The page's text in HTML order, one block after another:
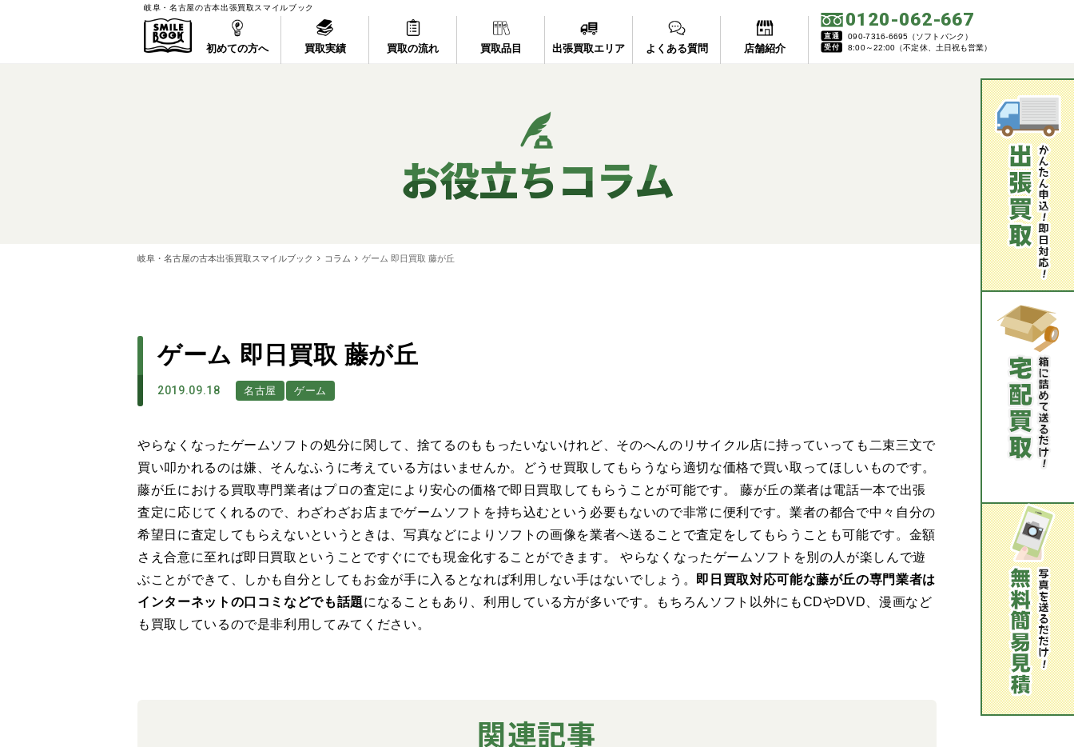
岐阜・名古屋の古本出張買取スマイルブック
初めての方へ 買取実績 買取の流れ 買取品目 出張買取エリア よくある質問 店舗紹介
0120-062-667
直通 090-7316-6695（ソフトバンク）
受付 8:00～22:00（不定休、土日祝も営業）
お役立ちコラム
岐阜・名古屋の古本出張買取スマイルブック コラム ゲーム 即日買取 藤が丘
ゲーム 即日買取 藤が丘
2019.09.18 名古屋 ゲーム
やらなくなったゲームソフトの処分に関して、捨てるのももったいないけれど、そのへんのリサイクル店に持っていっても二束三文で
買い叩かれるのは嫌、そんなふうに考えている方はいませんか。どうせ買取してもらうなら適切な価格で買い取ってほしいものです。
藤が丘における買取専門業者はプロの査定により安心の価格で即日買取してもらうことが可能です。 藤が丘の業者は電話一本で出張
査定に応じてくれるので、わざわざお店までゲームソフトを持ち込むという必要もないので非常に便利です。業者の都合で中々自分の
希望日に査定してもらえないというときは、写真などによりソフトの画像を業者へ送ることで査定をしてもらうことも可能です。金額
さえ合意に至れば即日買取ということですぐにでも現金化することができます。 やらなくなったゲームソフトを別の人が楽しんで遊
ぶことができて、しかも自分としてもお金が手に入るとなれば利用しない手はないでしょう。 即日買取対応可能な藤が丘の専門業者は
インターネットの口コミなどでも話題になることもあり、利用している方が多いです。もちろんソフト以外にもCDやDVD、漫画など
も買取しているので是非利用してみてください。
関連記事